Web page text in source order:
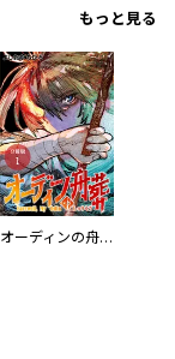
もっと見る
オーディンの舟葬 分冊版